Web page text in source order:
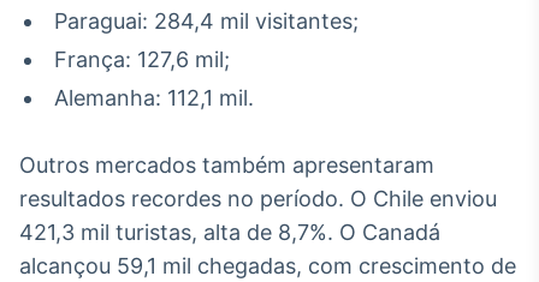
Monitoramento
inteligente de
Fundos
A melhor
plataforma para
analisar fundos
de investimento
no Brasil
Paraguai: 284,4 mil visitantes;
França: 127,6 mil;
Alemanha: 112,1 mil.
Outros mercados também apresentaram
resultados recordes no período. O Chile enviou
421,3 mil turistas, alta de 8,7%. O Canadá
alcançou 59,1 mil chegadas, com crescimento de